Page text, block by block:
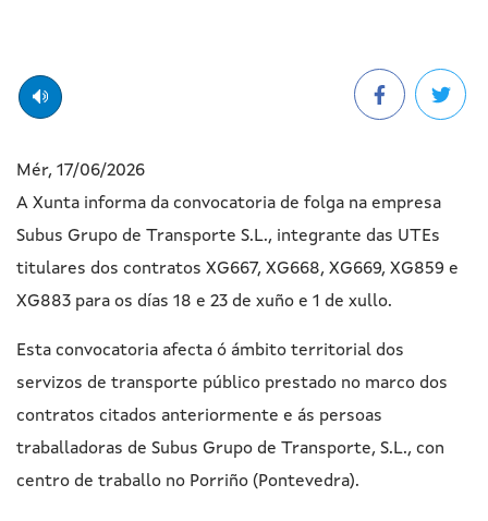
Mér, 17/06/2026
A Xunta informa da convocatoria de folga na empresa
Subus Grupo de Transporte S.L., integrante das UTEs
titulares dos contratos XG667, XG668, XG669, XG859 e
XG883 para os días 18 e 23 de xuño e 1 de xullo.
Esta convocatoria afecta ó ámbito territorial dos
servizos de transporte público prestado no marco dos
contratos citados anteriormente e ás persoas
traballadoras de Subus Grupo de Transporte, S.L., con
centro de traballo no Porriño (Pontevedra).